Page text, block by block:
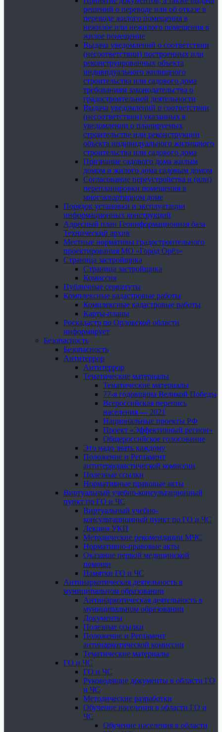
решений о переводе или об отказе в
переводе жилого помещения в
нежилое или нежилого помещения в
жилое помещение
Выдача уведомлений о соответствии
(несоответствии) построенных или
реконструированных объекта
индивидуального жилищного
строительства или садового дома
требованиям законодательства о
градостроительной деятельности
Выдача уведомлений о соответствии
(несоответствии) указанных в
уведомлении о планируемых
строительстве или реконструкции
объекта индивидуального жилищного
строительства или садового дома
Признание садового дома жилым
домом и жилого дома садовым домом
Согласование переустройства и (или)
перепланировки помещения в
многоквартирном доме
Порядок установки и эксплуатации
информационных конструкций
Адресный план Геоинформационная база
Технический архив
Местные нормативы градостроительного
проектирования МО «Город Орёл»
Страница застройщика
Страница застройщика
Комиссия
Публичные сервитуты
Комплексные кадастровые работы
Комплексные кадастровые работы
Карты-планы
Роскадастр по Орловской области
информирует
Безопасность
Безопасность
Антитеррор
Антитеррор
Тематические материалы
Тематические материалы
77-я годовщина Великой Победы
Всероссийская перепись
населения — 2021
Национальные проекты РФ
Проект «Эффективный регион»
Общероссийское голосование
Это надо знать каждому
Положение и Регламент
антитеррористической комиссии
Полезные ссылки
Нормативные правовые акты
Виртуальный учебно-консультационный
пункт по ГО и ЧС
Виртуальный учебно-
консультационный пункт по ГО и ЧС
Лекции УКП
Методические рекомендации МЧС
Нормативно-правовые акты
Оказание первой медицинской
помощи
Памятки ГО и ЧС
Антинаркотическая деятельность в
муниципальном образовании
Антинаркотическая деятельность в
муниципальном образовании
Документы
Полезные ссылки
Положение и Регламент
антинаркотической комиссии
Тематические материалы
ГО и ЧС
ГО и ЧС
Руководящие документы в области ГО
и ЧС
Методические разработки
Обучение населения в области ГО и
ЧС
Обучение населения в области